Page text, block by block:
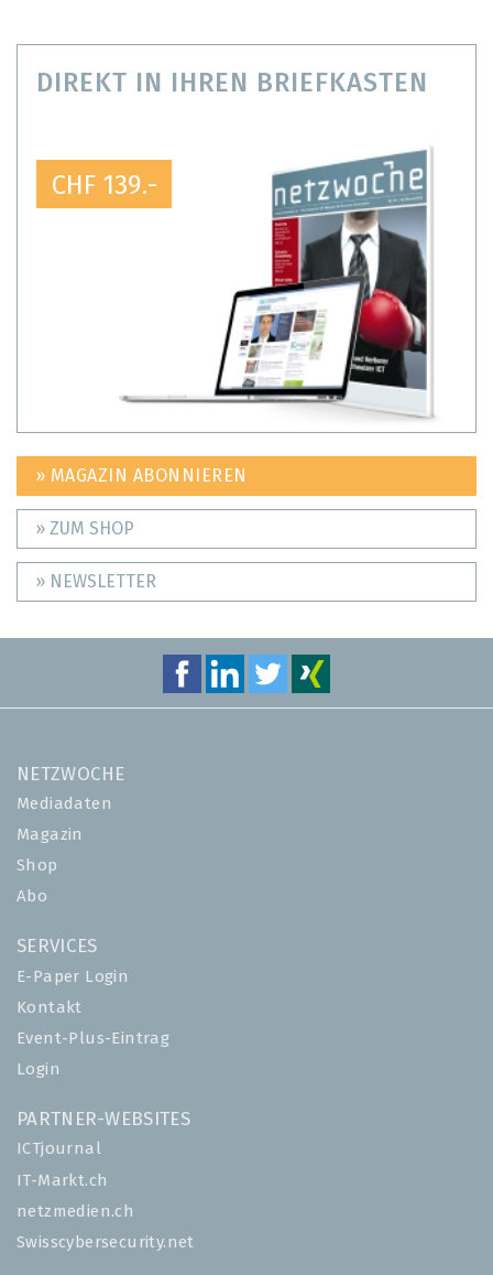
DIREKT IN IHREN BRIEFKASTEN
CHF 139.-
» MAGAZIN ABONNIEREN
» ZUM SHOP
» NEWSLETTER
NETZWOCHE
Mediadaten
Magazin
Shop
Abo
SERVICES
E-Paper Login
Kontakt
Event-Plus-Eintrag
Login
PARTNER-WEBSITES
ICTjournal
IT-Markt.ch
netzmedien.ch
Swisscybersecurity.net